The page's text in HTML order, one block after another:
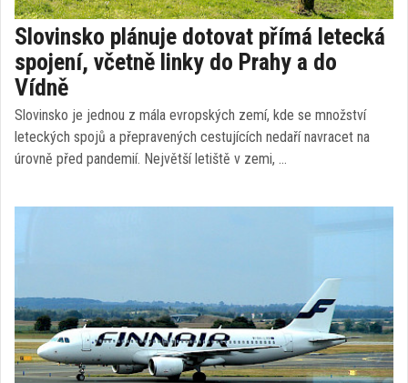
Slovinsko plánuje dotovat přímá letecká
spojení, včetně linky do Prahy a do
Vídně
Slovinsko je jednou z mála evropských zemí, kde se množství
leteckých spojů a přepravených cestujících nedaří navracet na
úrovně před pandemií. Největší letiště v zemi, …